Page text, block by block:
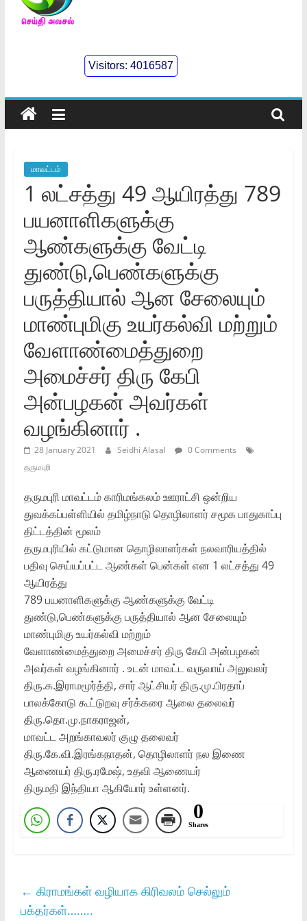
செய்திஅலசல்
Seidhialasal
Tamil
Online
Visitors:4016587
மாவட்டம்
1 லட்சத்து 49 ஆயிரத்து 789
பயனாளிகளுக்கு
ஆண்களுக்கு வேட்டி
துண்டு,பெண்களுக்கு
பருத்தியால்‌ ஆன சேலையும்‌
மாண்புமிகு உயர்கல்வி மற்றும்‌
வேளாண்மைத்துறை
அமைச்சர்‌ திரு கேபி
அன்பழகன்‌ அவர்கள்‌
வழங்கினார்‌ .
28 January 2021 Seidhi Alasal
0 Comments
தருமபுரி
தருமபுரி மாவட்டம்‌ காரிமங்கலம்‌ ஊராட்சி ஒன்றிய
துவக்கப்பள்ளியில்‌ தமிழ்நாடு தொழிலாளர்‌ சமூக பாதுகாப்பு
திட்டத்தின்‌ மூலம்‌
தருமபுரியில்‌ கட்டுமான தொழிலாளர்கள்‌ நலவாரியத்தில்‌
பதிவு செய்யப்பட்ட ஆண்கள்‌ பென்கள்‌ என 1 லட்சத்து 49
ஆயிரத்து
789 பயனாளிகளுக்கு ஆண்களுக்கு வேட்டி
துண்டு,பெண்களுக்கு பருத்தியால்‌ ஆன சேலையும்‌
மாண்புமிகு உயர்கல்வி மற்றும்‌
வேளாண்மைத்துறை அமைச்சர்‌ திரு கேபி அன்பழகன்‌
அவர்கள்‌ வழங்கினார்‌ . உடன்‌ மாவட்ட வருவாய்‌ அலுவலர்‌
திரு.க.இராமமூர்த்தி, சார்‌ ஆட்சியர்‌ திரு.மு.பிரதாப்‌
பாலக்கோடு கூட்டுறவு சர்க்கரை ஆலை தலைவர்‌
திரு.தொ.மு.நாகராஜன்‌,
மாவட்ட அறங்காவலர்‌ குழு தலைவர்‌
திரு.கே.வி.இரங்கநாதன்‌, தொழிலாளர்‌ நல இணை
ஆணையர்‌ திரு.ரமேஷ்‌, உதவி ஆணையர்‌
திருமதி இந்தியா ஆகியோர்‌ உள்ளனர்‌.
0
Shares
← கிராமங்கள் வழியாக கிரிவலம் செல்லும்
பக்தர்கள்……..